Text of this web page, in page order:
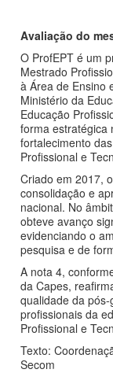
Avaliação do
O ProfEPT é um
Mestrado
à Área de Ensino
Ministério da
Educação
forma estratégica
fortalecimento
Profissional e
Criado em 2017,
consolidação e
nacional. No
obteve avanço
evidenciando o
pesquisa e de
A nota 4,
da Capes,
qualidade da
profissionais da
Profissional e
Texto:
Secom